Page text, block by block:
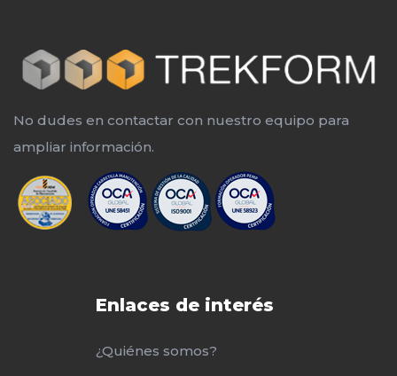
No dudes en contactar con nuestro equipo para
ampliar información.
Enlaces de interés
¿Quiénes somos?